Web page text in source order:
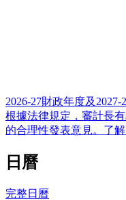
2026-27財政年度及
根據法律規定，審計長
的合理性發表意見。了
日曆
完整日曆